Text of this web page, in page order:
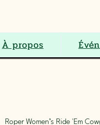
À propos
Roper Women’s Ride 'Em